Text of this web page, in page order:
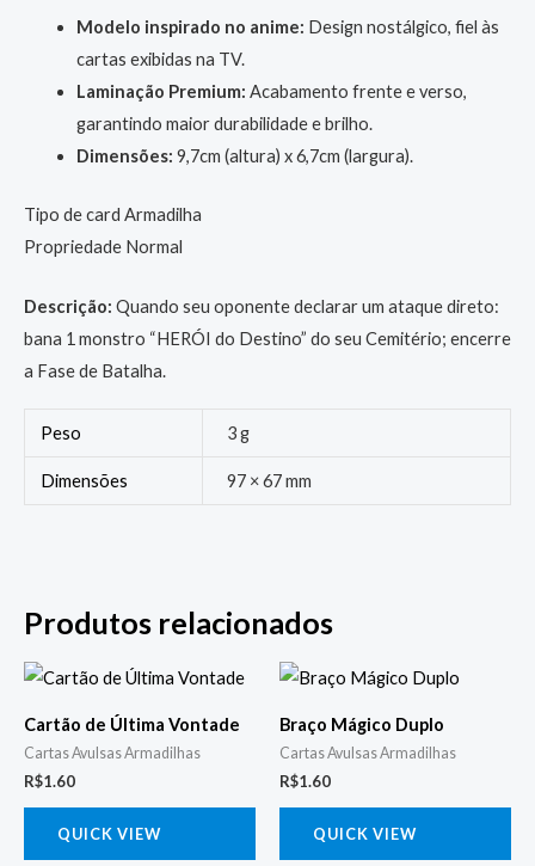
Modelo inspirado no anime: Design nostálgico, fiel às
cartas exibidas na TV.
Laminação Premium: Acabamento frente e verso,
garantindo maior durabilidade e brilho.
Dimensões: 9,7cm (altura) x 6,7cm (largura).
Tipo de card Armadilha
Propriedade Normal
Descrição: Quando seu oponente declarar um ataque direto:
bana 1 monstro “HERÓI do Destino” do seu Cemitério; encerre
a Fase de Batalha.
Peso 3 g
Dimensões 97 × 67 mm
Produtos relacionados
Cartão de Última Vontade
Cartas Avulsas Armadilhas
R$1.60
QUICK VIEW
Braço Mágico Duplo
Cartas Avulsas Armadilhas
R$1.60
QUICK VIEW